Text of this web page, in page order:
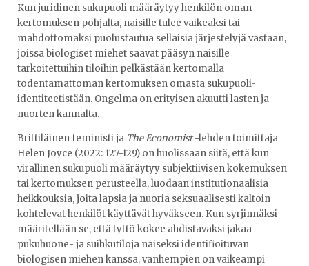
Kun juridinen sukupuoli määräytyy henkilön oman
kertomuksen pohjalta, naisille tulee vaikeaksi tai
mahdottomaksi puolustautua sellaisia järjestelyjä vastaan,
joissa biologiset miehet saavat pääsyn naisille
tarkoitettuihin tiloihin pelkästään kertomalla
todentamattoman kertomuksen omasta sukupuoli-
identiteetistään. Ongelma on erityisen akuutti lasten ja
nuorten kannalta.
Brittiläinen feministi ja The Economist-lehden toimittaja
Helen Joyce (2022: 127-129) on huolissaan siitä, että kun
virallinen sukupuoli määräytyy subjektiivisen kokemuksen
tai kertomuksen perusteella, luodaan institutionaalisia
heikkouksia, joita lapsia ja nuoria seksuaalisesti kaltoin
kohtelevat henkilöt käyttävät hyväkseen. Kun syrjinnäksi
määritellään se, että tyttö kokee ahdistavaksi jakaa
pukuhuone- ja suihkutiloja naiseksi identifioituvan
biologisen miehen kanssa, vanhempien on vaikeampi